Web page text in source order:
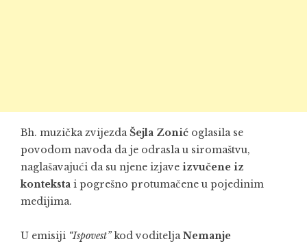
Bh. muzička zvijezdaŠejla Zonić oglasila se
povodom navoda da je odrasla u siromaštvu,
naglašavajući da su njene izjave izvučene iz
konteksta i pogrešno protumačene u pojedinim
medijima.
U emisiji “Ispovest”kod voditeljaNemanje